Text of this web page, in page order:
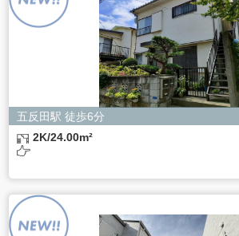
五反田駅 徒歩6分
2K/24.00m²